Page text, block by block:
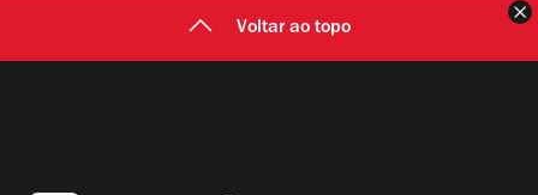
Voltar ao topo